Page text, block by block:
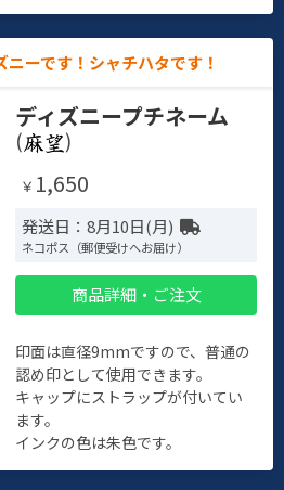
ーです！シャチハタです！
ディズニープチネーム
( )
￥ 1,650
発送日：8月10日(月)
ネコポス（郵便受けへお届け）
商品詳細・ご注文
印面は直径9mmですので、普通の
認め印として使用できます。
キャップにストラップが付いてい
ます。
インクの色は朱色です。